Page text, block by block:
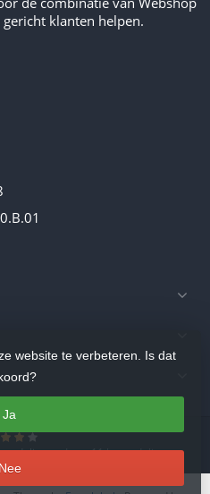
klanten helpen.
Lees 11 beoordelingen
website te verbeteren. Is dat
Ja
Nee